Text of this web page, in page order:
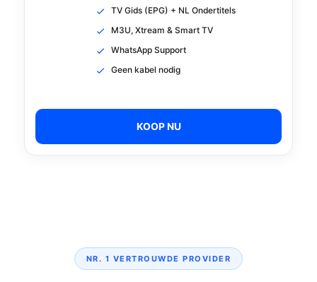
TV Gids (EPG) + NL Ondertitels
M3U, Xtream & Smart TV
WhatsApp Support
Geen kabel nodig
KOOP NU
NR. 1 VERTROUWDE PROVIDER